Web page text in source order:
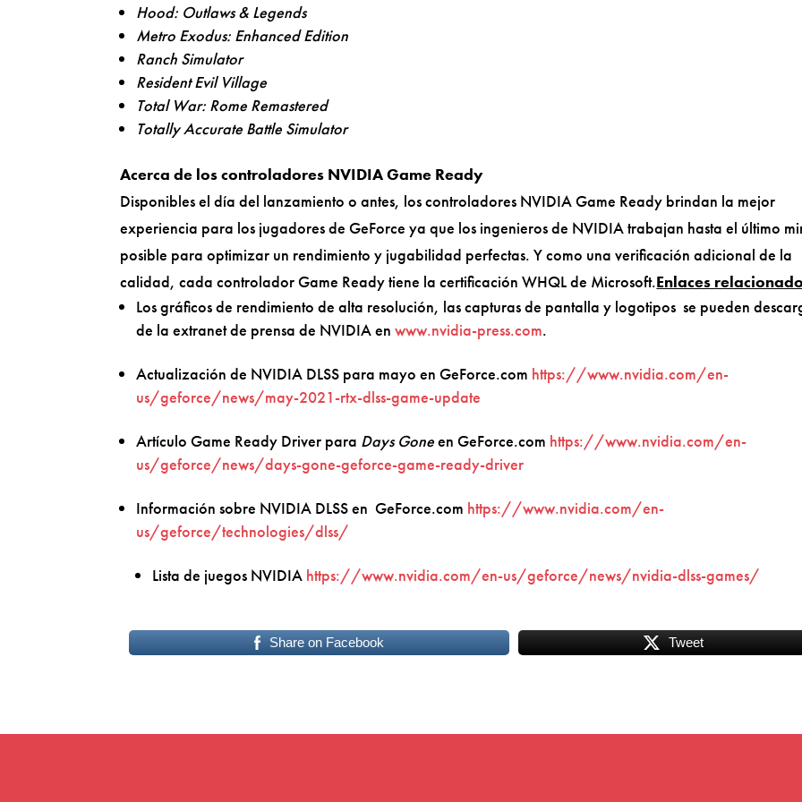
Hood: Outlaws & Legends
Metro Exodus: Enhanced Edition
Ranch Simulator
Resident Evil Village
Total War: Rome Remastered
Totally Accurate Battle Simulator
Acerca de los controladores NVIDIA Game Ready
Disponibles el día del lanzamiento o antes, los controladores NVIDIA Game Ready brindan la mejor
experiencia para los jugadores de GeForce ya que los ingenieros de NVIDIA trabajan hasta el último
posible para optimizar un rendimiento y jugabilidad perfectas. Y como una verificación adicional de la
calidad, cada controlador Game Ready tiene la certificación WHQL de Microsoft.Enlaces
Los gráficos de rendimiento de alta resolución, las capturas de pantalla y logotipos se pueden
de la extranet de prensa de NVIDIA enwww.nvidia-press.com.
Actualización de NVIDIA DLSS para mayo en GeForce.com https://www.nvidia.com/en-
us/geforce/news/may-2021-rtx-dlss-game-update
Artículo Game Ready Driver para Days Goneen GeForce.com https://www.nvidia.com/en-
us/geforce/news/days-gone-geforce-game-ready-driver
Información sobre NVIDIA DLSS en GeForce.com https://www.nvidia.com/en-
us/geforce/technologies/dlss/
Lista de juegos NVIDIA https://www.nvidia.com/en-us/geforce/news/nvidia-dlss-games/
Share on Facebook Tweet